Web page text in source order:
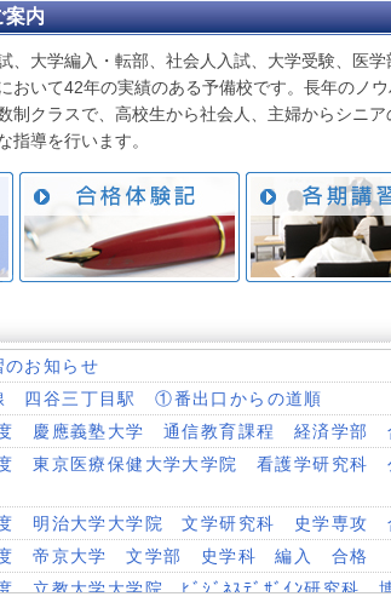
案内
、大学編入・転部、社会人入試、大学受験、医学
おいて42年の実績のある予備校です。長年のノ
制クラスで、高校生から社会人、主婦からシニア
指導を行います。
のお知らせ
四谷三丁目駅 ①番出口からの道順
慶應義塾大学 通信教育課程 経済学部
東京医療保健大学大学院 看護学研究科
明治大学大学院 文学研究科 史学専攻
帝京大学 文学部 史学科 編入 合格
立教大学大学院 ﾋﾞｼﾞﾈｽﾃﾞｻﾞｲﾝ研究科